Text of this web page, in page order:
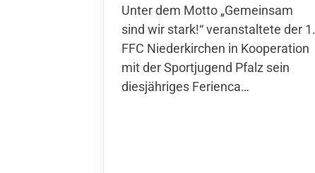
Unter dem Motto „Gemeinsam sind
wir stark!“ veranstaltete der 1. FFC
Niederkirchen in Kooperation mit
der Sportjugend Pfalz sein
diesjähriges Ferienca…